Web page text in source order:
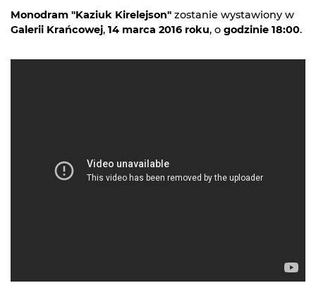
Monodram "Kaziuk Kirelejson" zostanie wystawiony w
Galerii Krańcowej, 14 marca 2016 roku, o godzinie 18:00.